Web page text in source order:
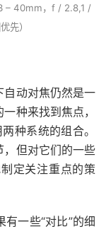
– 40mm，f / 2.8,1 /
先）
自动对焦仍然是一
种来找到焦点，
种系统的组合。
，但对它们的一些
定关注重点的策
一些“对比”的细